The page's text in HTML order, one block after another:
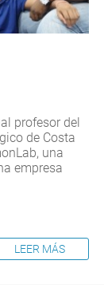
profesor del
de Costa
una
empresa
LEER MÁS